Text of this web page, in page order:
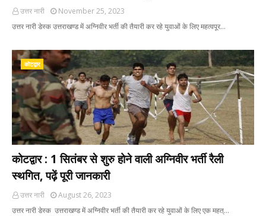
उत्तर नारी
November 25, 2023
उत्तर नारी डेस्क उत्तराखण्ड में अग्निवीर भर्ती की तैयारी कर रहे युवाओं के लिए महत्वपूर…
कोटद्वार
कोटद्वार : 1 सितंबर से शुरु होने वाली अग्निवीर भर्ती रैली
स्थगित, पढ़ें पूरी जानकारी
उत्तर नारी
August 26, 2023
उत्तर नारी डेस्क उत्तराखण्ड में अग्निवीर भर्ती की तैयारी कर रहे युवाओं के लिए एक महत्…